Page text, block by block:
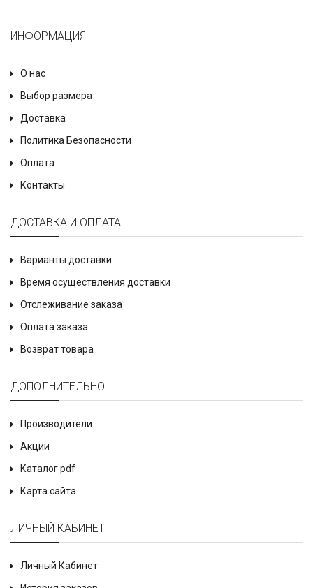
ИНФОРМАЦИЯ
О нас
Выбор размера
Доставка
Политика Безопасности
Оплата
Контакты
ДОСТАВКА И ОПЛАТА
Варианты доставки
Время осуществления доставки
Отслеживание заказа
Оплата заказа
Возврат товара
ДОПОЛНИТЕЛЬНО
Производители
Акции
Каталог pdf
Карта сайта
ЛИЧНЫЙ КАБИНЕТ
Личный Кабинет